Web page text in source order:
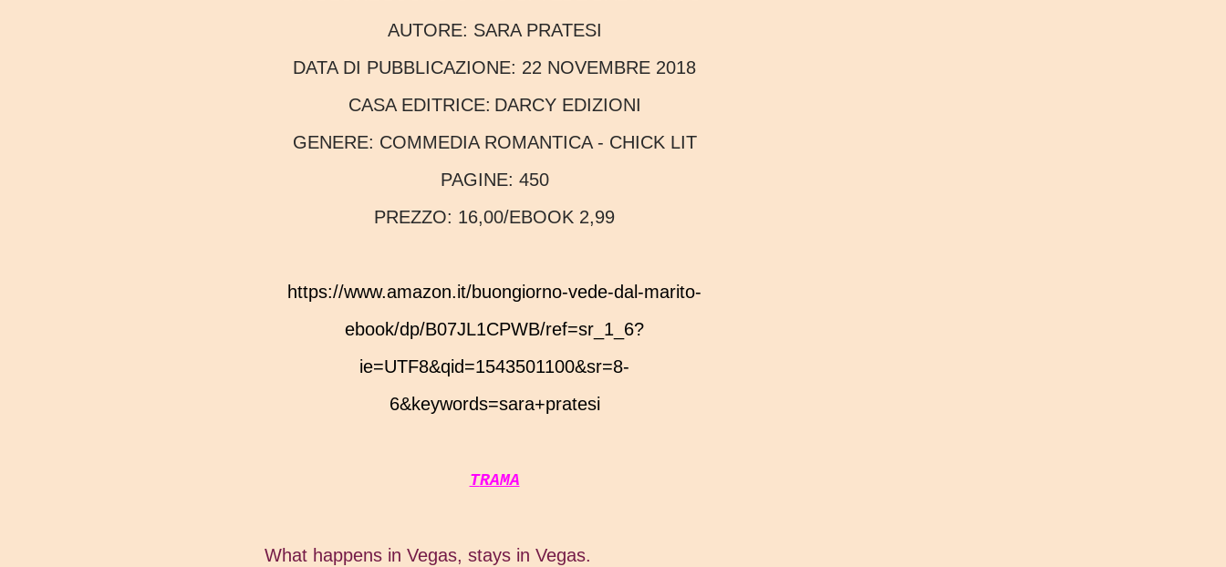
AUTORE: SARA PRATESI
DATA DI PUBBLICAZIONE: 22 NOVEMBRE 2018
CASA EDITRICE: DARCY EDIZIONI
GENERE: COMMEDIA ROMANTICA - CHICK LIT
PAGINE: 450
PREZZO: 16,00/EBOOK 2,99
https://www.amazon.it/buongiorno-vede-dal-marito-
ebook/dp/B07JL1CPWB/ref=sr_1_6?
ie=UTF8&qid=1543501100&sr=8-
6&keywords=sara+pratesi
TRAMA
What happens in Vegas, stays in Vegas.